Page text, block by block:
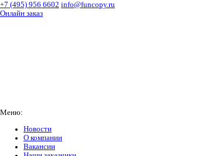
+7 (495) 956 6602 info@funcopy.ru
Онлайн заказ
Меню:
Новости
О компании
Вакансии